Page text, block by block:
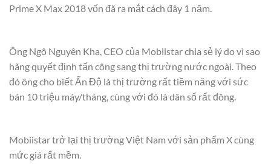
Prime X Max 2018 vốn đã ra mắt cách đây 1 năm.
Ông Ngô Nguyên Kha, CEO của Mobiistar chia sẻ lý do vì sao
hãng quyết định tấn công sang thị trường nước ngoài. Theo
đó ông cho biết Ấn Độ là thị trường rất tiềm năng với sức
bán 10 triệu máy/tháng, cùng với đó là dân số rất đông.
Mobiistar trở lại thị trường Việt Nam với sản phẩm X cùng
mức giá rất mềm.